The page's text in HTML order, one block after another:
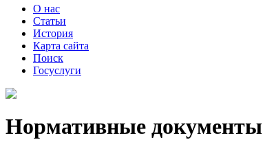
О нас
Статьи
История
Карта сайта
Поиск
Госуслуги
Нормативные документы